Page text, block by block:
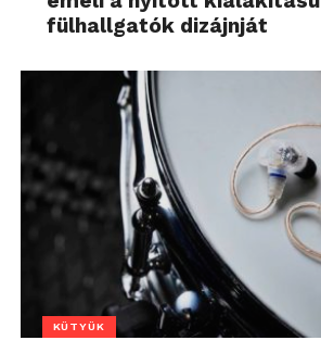
fülhallgatók dizájnját
KÜTYÜK